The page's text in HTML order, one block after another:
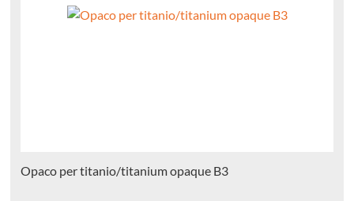
Opaco per titanio/titanium opaque B3